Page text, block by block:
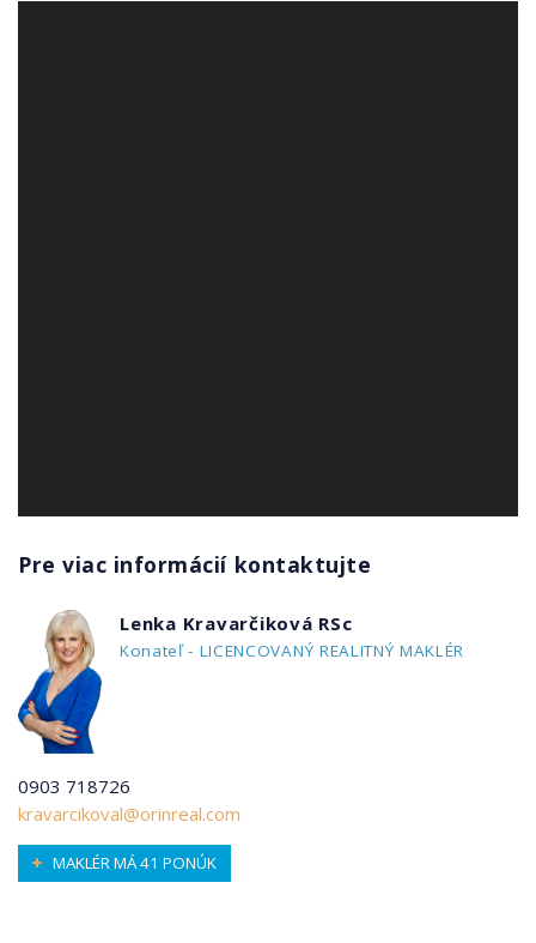
Pre viac informácií kontaktujte
Lenka Kravarčiková RSc
Konateľ - LICENCOVANÝ REALITNÝ MAKLÉR
0903 718726
kravarcikoval@orinreal.com
MAKLÉR MÁ 41 PONÚK